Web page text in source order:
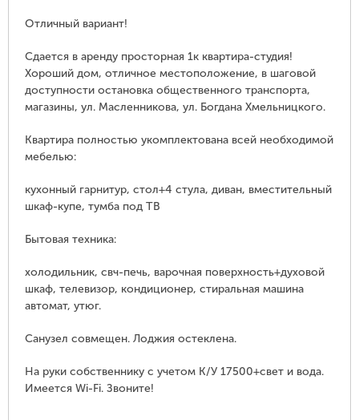
Отличный вариант!
Сдается в аренду просторная 1к квартира-студия!
Хороший дом, отличное местоположение, в шаговой
доступности остановка общественного транспорта,
магазины, ул. Масленникова, ул. Богдана Хмельницкого.
Квартира полностью укомплектована всей необходимой
мебелью:
кухонный гарнитур, стол+4 стула, диван, вместительный
шкаф-купе, тумба под ТВ
Бытовая техника:
холодильник, свч-печь, варочная поверхность+духовой
шкаф, телевизор, кондиционер, стиральная машина
автомат, утюг.
Санузел совмещен. Лоджия остеклена.
На руки собственнику с учетом К/У 17500+свет и вода.
Имеется Wi-Fi. Звоните!